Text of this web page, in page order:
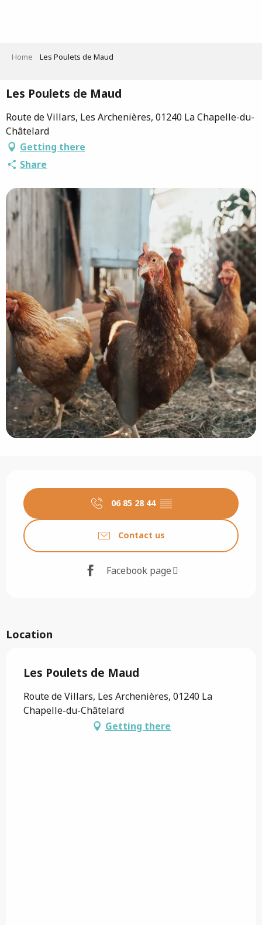
Home Les Poulets de Maud
Les Poulets de Maud
Route de Villars, Les Archenières, 01240 La Chapelle-du-
Châtelard
Getting there
Share
06 85 28 44 ▒▒
Contact us
Facebook page
Location
Les Poulets de Maud
Route de Villars, Les Archenières, 01240 La
Chapelle-du-Châtelard
Getting there